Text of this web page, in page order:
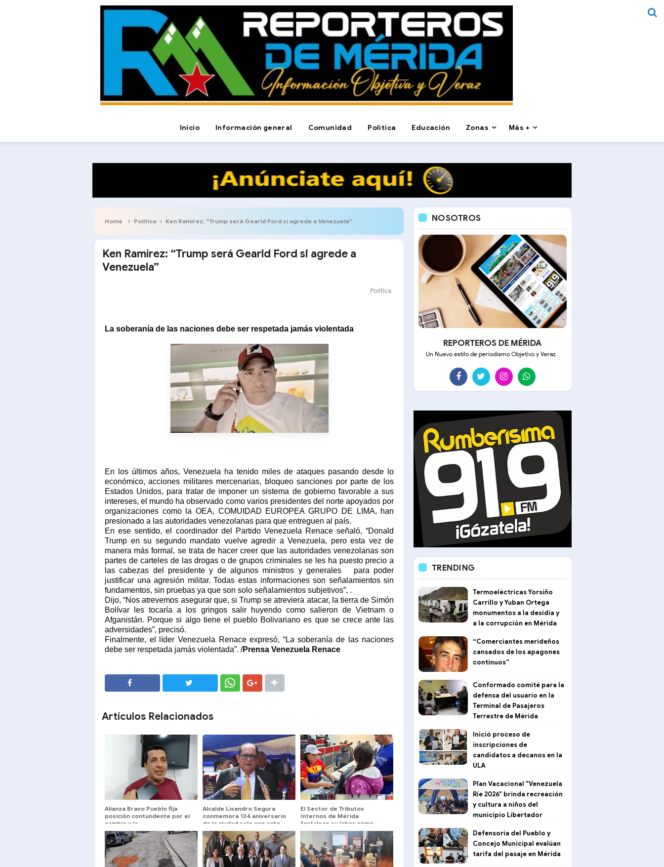
Inicio Información general Comunidad Política Educación Zonas Más +
Home Política Ken Ramírez: “Trump será Gearld Ford si agrede a Venezuela”
Ken Ramírez: “Trump será Gearld Ford si agrede a
Venezuela”
Política
La soberanía de las naciones debe ser respetada jamás violentada
En los últimos años, Venezuela ha tenido miles de ataques pasando desde lo
económico, acciones militares mercenarias, bloqueo sanciones por parte de los
Estados Unidos, para tratar de imponer un sistema de gobierno favorable a sus
intereses, el mundo ha observado como varios presidentes del norte apoyados por
organizaciones como la OEA, COMUIDAD EUROPEA GRUPO DE LIMA, han
presionado a las autoridades venezolanas para que entreguen al país.
En ese sentido, el coordinador del Partido Venezuela Renace señaló, “Donald
Trump en su segundo mandato vuelve agredir a Venezuela, pero esta vez de
manera más formal, se trata de hacer creer que las autoridades venezolanas son
partes de carteles de las drogas o de grupos criminales se les ha puesto precio a
las cabezas del presidente y de algunos ministros y generales
para poder
justificar una agresión militar. Todas estas informaciones son señalamientos sin
fundamentos, sin pruebas ya que son solo señalamientos subjetivos”, .
Dijo, “Nos atrevemos asegurar que, si Trump se atreviera atacar, la tierra de Simón
Bolívar les tocaría a los gringos salir huyendo como salieron de Vietnam o
Afganistán. Porque si algo tiene el pueblo Bolivariano es que se crece ante las
adversidades”, precisó.
Finalmente, el líder Venezuela Renace expresó, “La soberanía de las naciones
debe ser respetada jamás violentada”. /Prensa Venezuela Renace
Artículos Relacionados
Alianza Bravo Pueblo fija
posición contundente por el
cambio y la
reinstitucionalización de
Venezuela
Alcalde Lisandro Segura
conmemora 134 aniversario
de la ciudad solo con acto
solemne
El Sector de Tributos
Internos de Mérida
fortalece su labor como
servidores públicos al
servicio del pueblo merideño
NOSOTROS
REPORTEROS DE MÉRIDA
Un Nuevo estilo de periodismo Objetivo y Veraz .
TRENDING
Termoeléctricas Yorsiño
Carrillo y Yuban Ortega
monumentos a la desidia y
a la corrupción en Mérida
“Comerciantes merideños
cansados de los apagones
continuos”
Conformado comité para la
defensa del usuario en la
Terminal de Pasajeros
Terrestre de Mérida
Inició proceso de
inscripciones de
candidatos a decanos en la
ULA
Plan Vacacional "Venezuela
Ríe 2026" brinda recreación
y cultura a niños del
municipio Libertador
Defensoría del Pueblo y
Concejo Municipal evalúan
tarifa del pasaje en Mérida